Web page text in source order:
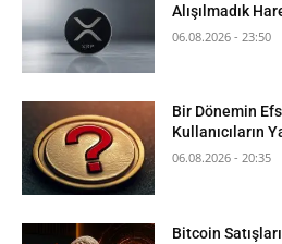
Alışılmadık
06.08.2026 - 23:50
Bir Dönemin
Kullanıcıların
06.08.2026 - 20:35
Bitcoin